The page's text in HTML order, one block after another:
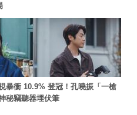
暴衝 10.9% 登冠！孔曉振「一槍
秘竊聽器埋伏筆